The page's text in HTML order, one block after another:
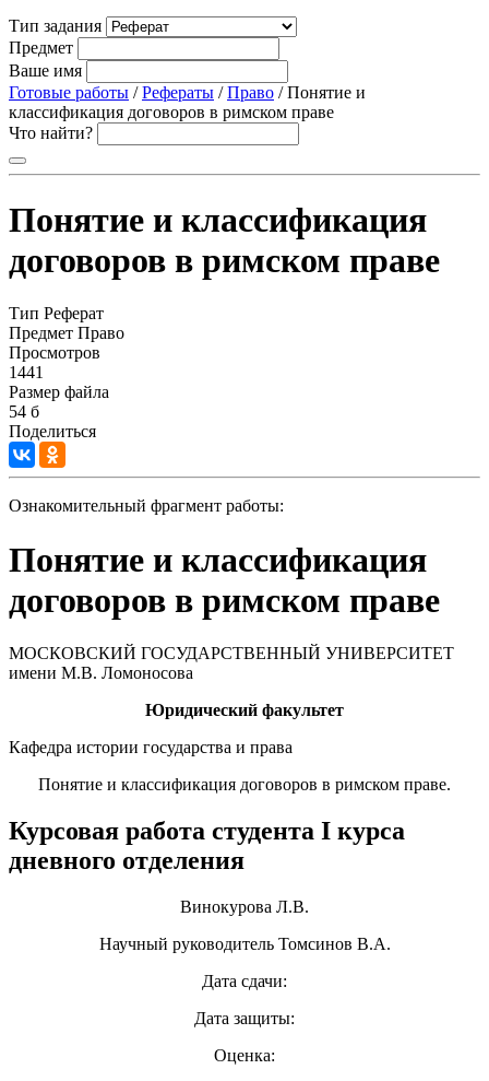
Тип задания
Предмет
Ваше имя
Готовые работы /Рефераты /Право / Понятие и
классификация договоров в римском праве
Что найти?
Понятие и классификация
договоров в римском праве
Тип Реферат
Предмет Право
Просмотров
1441
Размер файла
54 б
Поделиться
Ознакомительный фрагмент работы:
Понятие и классификация
договоров в римском праве
МОСКОВСКИЙ ГОСУДАРСТВЕННЫЙ УНИВЕРСИТЕТ
имени М.В. Ломоносова
Юридический факультет
Кафедра истории государства и права
Понятие и классификация договоров в римском праве.
Курсовая работа студента I курса
дневного отделения
Винокурова Л.В.
Научный руководитель Томсинов В.А.
Дата сдачи:
Дата защиты:
Оценка: